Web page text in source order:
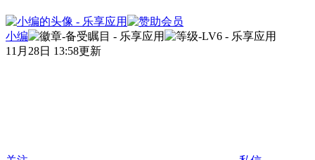
小编
11月28日 13:58更新